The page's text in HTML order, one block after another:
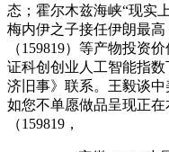
态；霍尔木兹海峡“现实
梅内伊之子接任伊朗最
（159819）等产物投资
证科创创业人工智能指
济旧事》联系。王毅谈中
如您不单愿做品呈现正
（159819，